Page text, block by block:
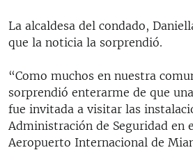
La alcaldesa del condado,
que la noticia la sorprendió.
“Como muchos en nuestra
sorprendió enterarme de que
fue invitada a visitar las
Administración de Seguridad en
Aeropuerto Internacional de